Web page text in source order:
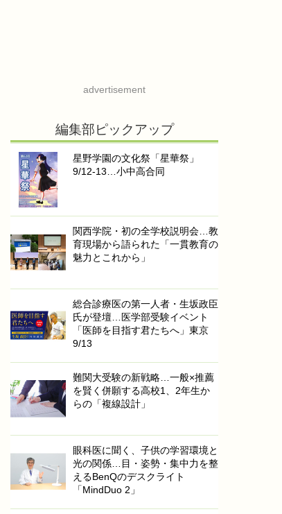
advertisement
編集部ピックアップ
星野学園の文化祭「星華祭」
9/12-13…小中高合同
関西学院・初の全学校説明会…教
育現場から語られた「一貫教育の
魅力とこれから」
総合診療医の第一人者・生坂政臣
氏が登壇…医学部受験イベント
「医師を目指す君たちへ」東京
9/13
難関大受験の新戦略…一般×推薦
を賢く併願する高校1、2年生か
らの「複線設計」
眼科医に聞く、子供の学習環境と
光の関係…目・姿勢・集中力を整
えるBenQのデスクライト
「MindDuo 2」